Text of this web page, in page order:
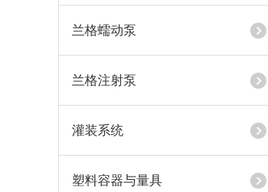
兰格蠕动泵
兰格注射泵
灌装系统
塑料容器与量具